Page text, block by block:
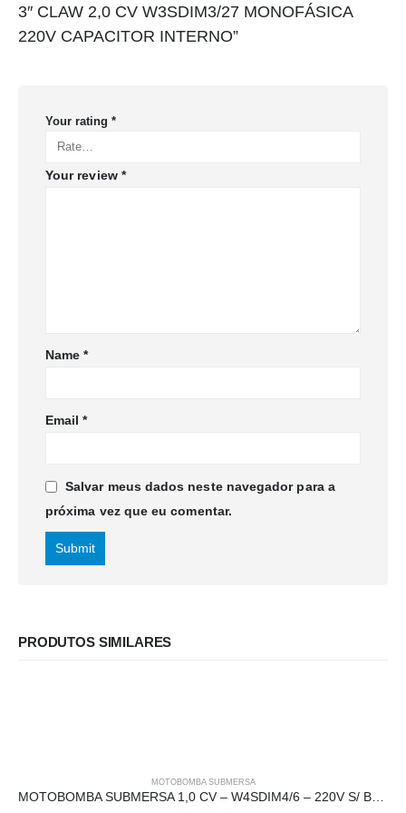
3″ CLAW 2,0 CV W3SDIM3/27 MONOFÁSICA
220V CAPACITOR INTERNO”
Your rating *
Your review *
Name*
Email*
Salvar meus dados neste navegador para a
próxima vez que eu comentar.
PRODUTOS SIMILARES
MOTOBOMBA SUBMERSA
MOTOBOMBA SUBMERSA 1,0 CV – W4SDIM4/6 – 220V S/ BOX CLAW